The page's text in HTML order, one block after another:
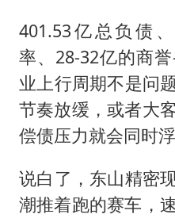
401.53亿总负债
率、28-32亿的商
业上行周期不是问
节奏放缓，或者大
偿债压力就会同时浮
说白了，东山精密
潮推着跑的赛车，